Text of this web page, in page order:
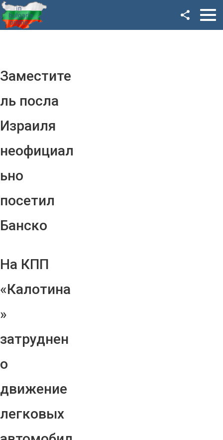
Заместите
ль посла
Израиля
неофициал
ьно
посетил
Банско
На КПП
«Калотина
»
затруднен
о
движение
легковых